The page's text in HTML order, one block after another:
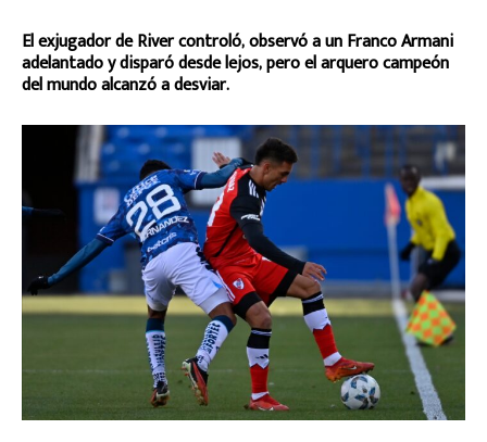
El exjugador de River controló, observó a un Franco Armani
adelantado y disparó desde lejos, pero el arquero campeón
del mundo alcanzó a desviar.